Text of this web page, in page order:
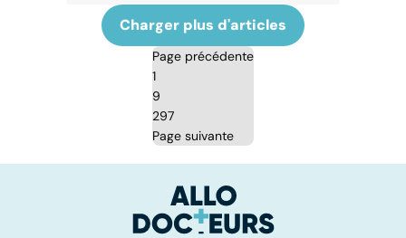
Charger plus d'articles
Page précédente
1
9
297
Page suivante